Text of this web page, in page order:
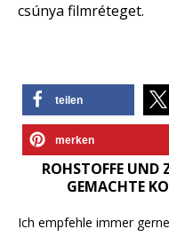
csúnya filmréteget.
teilen
merken
ROHSTOFFE UND
GEMACHTE
Ich empfehle immer